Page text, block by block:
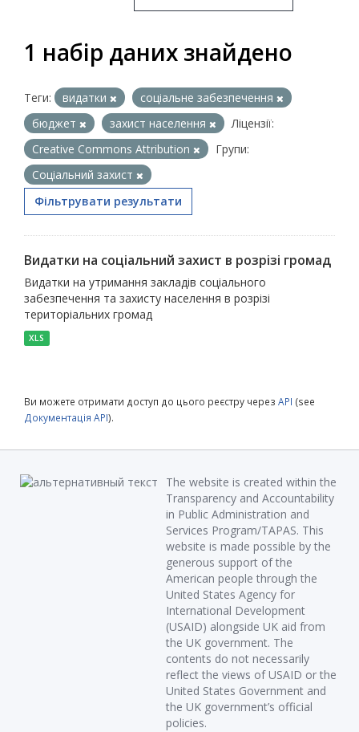
1 набір даних знайдено
Теги: видатки
соціальне забезпечення
бюджет
захист населення
Ліцензії:
Creative Commons Attribution
Групи:
Соціальний захист
Фільтрувати результати
Видатки на соціальний захист в розрізі громад
Видатки на утримання закладів соціального
забезпечення та захисту населення в розрізі
територіальних громад
XLS
Ви можете отримати доступ до цього реєстру через API (see
Документація API).
The website is created within the
Transparency and Accountability
in Public Administration and
Services Program/TAPAS. This
website is made possible by the
generous support of the
American people through the
United States Agency for
International Development
(USAID) alongside UK aid from
the UK government. The
contents do not necessarily
reflect the views of USAID or the
United States Government and
the UK government’s official
policies.